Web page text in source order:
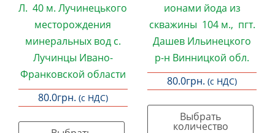
Л. 40 м. Лучинецького
месторождения
минеральных вод с.
Лучинцы Ивано-
Франковской области
80.0грн. (с НДС)
ионами йода из
скважины 104 м., пгт.
Дашев Ильинецкого
р-н Винницкой обл.
80.0грн. (с НДС)
Выбрать
количество